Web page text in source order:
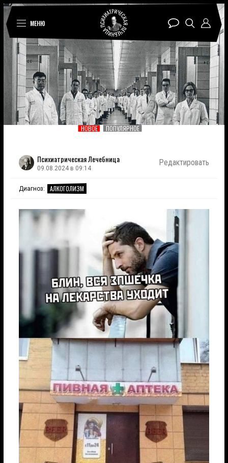
МЕНЮ
НОВОЕ ПОПУЛЯРНОЕ
Психиатрическая Лечебница
09.08.2024 в 09:14
Редактировать
Диагноз: АЛКОГОЛИЗМ